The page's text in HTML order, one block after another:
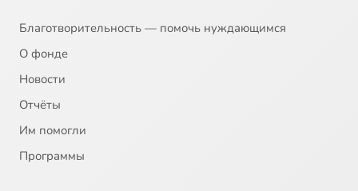
Благотворительность — помочь нуждающимся
О фонде
Новости
Отчёты
Им помогли
Программы